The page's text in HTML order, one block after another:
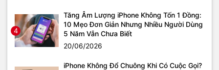
4
Tăng Âm Lượng iPhone Không Tốn 1 Đồng:
10 Mẹo Đơn Giản Nhưng Nhiều Người Dùng
5 Năm Vẫn Chưa Biết
20/06/2026
iPhone Không Đổ Chuông Khi Có Cuộc Gọi?